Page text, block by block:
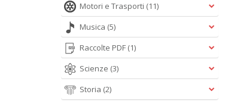
Motori e Trasporti (11)
Musica (5)
Raccolte PDF (1)
Scienze (3)
Storia (2)